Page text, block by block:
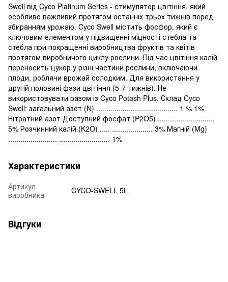
Swell від Cyco Platinum Series - стимулятор цвітіння, який
особливо важливий протягом останніх трьох тижнів перед
збиранням урожаю. Cyco Swell містить фосфор, який є
ключовим елементом у підвищенні міцності стебла та
стебла при покращенні виробництва фруктів та квітів
протягом виробничого циклу рослини. Під час цвітіння калій
переносить цукор у різні частини рослини, включаючи
плоди, роблячи врожай солодким. Для використання у
другій половині фази цвітіння (5-7 тижнів). Не
використовувати разом із Cyco Potash Plus. Склад Cyco
Swell: загальний азот (N) ........................................ 1 % 1%
Нітратний азот Доступний фосфат (P2O5) ............................
5% Розчинний калій (K2O) ..... .................... 3% Магній (Mg)
........................ ......................... 1%
Характеристики
Артикул
виробника
CYCO-SWELL 5L
Відгуки